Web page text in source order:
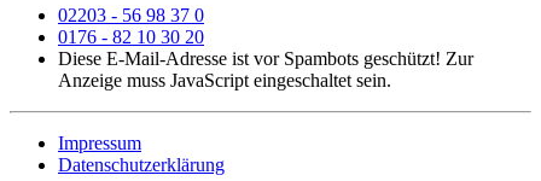
02203 - 56 98 37 0
0176 - 82 10 30 20
Diese E-Mail-Adresse ist vor Spambots geschützt! Zur
Anzeige muss JavaScript eingeschaltet sein.
Impressum
Datenschutzerklärung